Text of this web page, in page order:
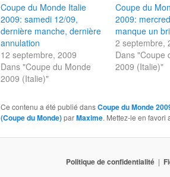
Coupe du Monde Italie
2009: samedi 12/09,
dernière manche, dernière
annulation
12 septembre, 2009
Dans "Coupe du Monde
2009 (Italie)"
Coupe du
2009:
manque un
2 septembre,
Dans "Coupe
2009 (Italie)"
Ce contenu a été publié dansCoupe du Monde
(Coupe du Monde)parMaxime. Mettez-le en favori
Politique de confidentialité